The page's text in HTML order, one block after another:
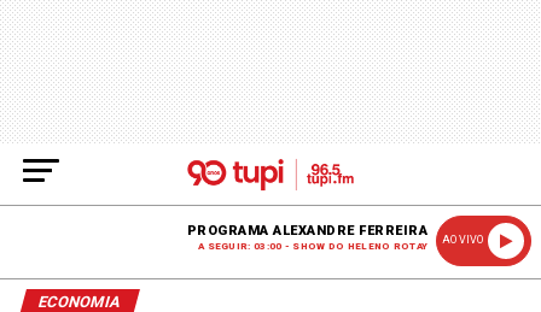
PROGRAMA ALEXANDRE FERREIRA
A SEGUIR: 03:00 - SHOW DO HELENO ROTAY
AO VIVO
ECONOMIA